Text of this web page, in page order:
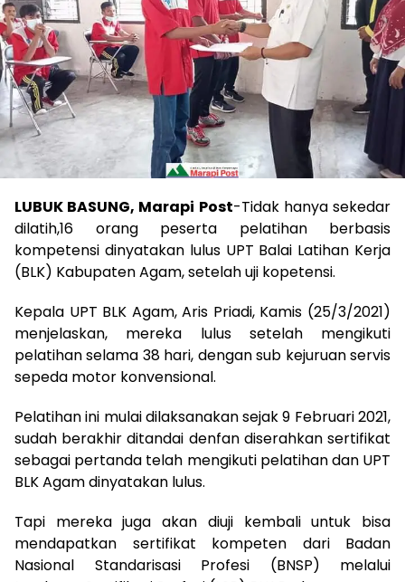
LUBUK BASUNG, Marapi Post-Tidak hanya sekedar
dilatih,16 orang peserta pelatihan berbasis
kompetensi dinyatakan lulus UPT Balai Latihan Kerja
(BLK) Kabupaten Agam, setelah uji kopetensi.
Kepala UPT BLK Agam, Aris Priadi, Kamis (25/3/2021)
menjelaskan, mereka lulus setelah mengikuti
pelatihan selama 38 hari, dengan sub kejuruan servis
sepeda motor konvensional.
Pelatihan ini mulai dilaksanakan sejak 9 Februari 2021,
sudah berakhir ditandai denfan diserahkan sertifikat
sebagai pertanda telah mengikuti pelatihan dan UPT
BLK Agam dinyatakan lulus.
Tapi mereka juga akan diuji kembali untuk bisa
mendapatkan sertifikat kompeten dari Badan
Nasional Standarisasi Profesi (BNSP) melalui